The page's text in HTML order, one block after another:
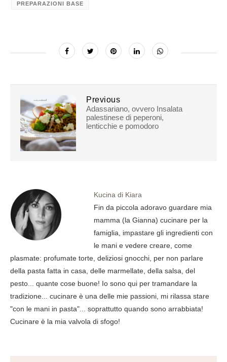
PREPARAZIONI BASE
Previous
Adassariano, ovvero Insalata
palestinese di peperoni,
lenticchie e pomodoro
Kucina di Kiara
Fin da piccola adoravo guardare mia
mamma (la Gianna) cucinare per la
famiglia, impastare gli ingredienti con
le mani e vedere creare, come
plasmate: profumate torte, deliziosi gnocchi, per non parlare
della pasta fatta in casa, delle marmellate, della salsa, del
pesto... quante cose buone! Io sono qui per tramandare la
tradizione... cucinare è una delle mie passioni, mi rilassa stare
"con le mani in pasta"... soprattutto quando sono arrabbiata!
Cucinare è la mia valvola di sfogo!